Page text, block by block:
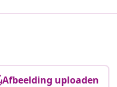
Afbeelding uploaden